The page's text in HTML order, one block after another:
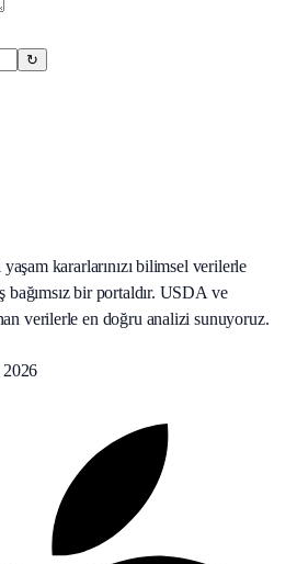
↻
kararlarınızı bilimsel verilerle
bağımsız bir portaldır. USDA ve
verilerle en doğru analizi sunuyoruz.